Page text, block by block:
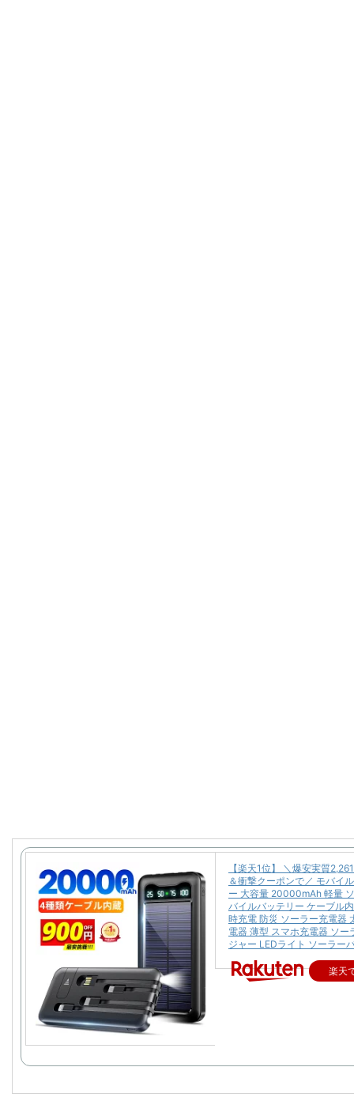
【楽天1位】 ＼爆安実質
＆衝撃クーポンで／ モバイ
ー 大容量 20000mAh 軽量
バイルバッテリー ケーブル
時充電 防災 ソーラー充電器
電器 薄型 スマホ充電器 ソー
ジャー LEDライト ソーラー
楽天